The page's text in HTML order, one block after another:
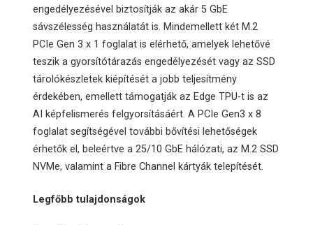
engedélyezésével biztosítják az akár 5 GbE
sávszélesség használatát is. Mindemellett két M.2
PCIe Gen 3 x 1 foglalat is elérhető, amelyek lehetővé
teszik a gyorsítótárazás engedélyezését vagy az SSD
tárolókészletek kiépítését a jobb teljesítmény
érdekében, emellett támogatják az Edge TPU-t is az
AI képfelismerés felgyorsításáért. A PCIe Gen3 x 8
foglalat segítségével további bővítési lehetőségek
érhetők el, beleértve a 25/10 GbE hálózati, az M.2 SSD
NVMe, valamint a Fibre Channel kártyák telepítését.
Legfőbb tulajdonságok